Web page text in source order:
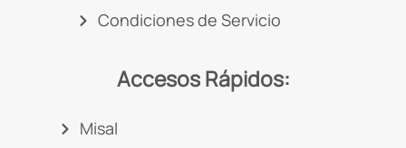
Condiciones de Servicio
Accesos Rápidos:
Misal